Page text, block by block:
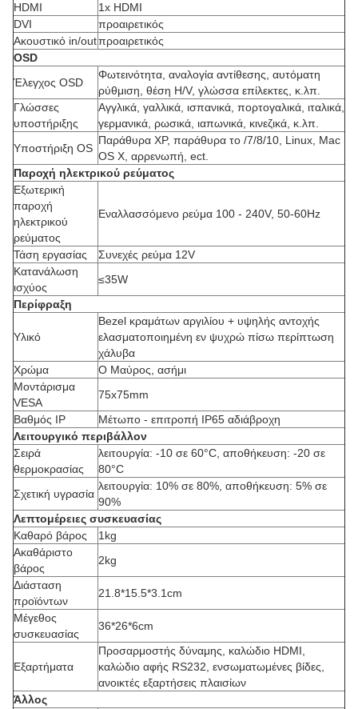
HDMI
1x HDMI
DVI
προαιρετικός
Ακουστικό in/outπροαιρετικός
OSD
Έλεγχος OSD
Φωτεινότητα, αναλογία αντίθεσης, αυτόματη
ρύθμιση, θέση H/V, γλώσσα επίλεκτες, κ.λπ.
Γλώσσες
υποστήριξης
Αγγλικά, γαλλικά, ισπανικά, πορτογαλικά, ιταλικά,
γερμανικά, ρωσικά, ιαπωνικά, κινεζικά, κ.λπ.
Υποστήριξη OS
Παράθυρα XP, παράθυρα το /7/8/10, Linux, Mac
OS Χ, αρρενωπή, ect.
Παροχή ηλεκτρικού ρεύματος
Εξωτερική
παροχή
ηλεκτρικού
ρεύματος
Εναλλασσόμενο ρεύμα 100 - 240V, 50-60Hz
Τάση εργασίας
Συνεχές ρεύμα 12V
Κατανάλωση
ισχύος
≤35W
Περίφραξη
Υλικό
Bezel κραμάτων αργιλίου + υψηλής αντοχής
ελασματοποιημένη εν ψυχρώ πίσω περίπτωση
χάλυβα
Χρώμα
Ο Μαύρος, ασήμι
Μοντάρισμα
VESA
75x75mm
Βαθμός IP
Μέτωπο - επιτροπή IP65 αδιάβροχη
Λειτουργικό περιβάλλον
Σειρά
θερμοκρασίας
λειτουργία: -10 σε 60°C, αποθήκευση: -20 σε
80°C
Σχετική υγρασία
λειτουργία: 10% σε 80%, αποθήκευση: 5% σε
90%
Λεπτομέρειες συσκευασίας
Καθαρό βάρος
1kg
Ακαθάριστο
βάρος
2kg
Διάσταση
προϊόντων
21.8*15.5*3.1cm
Μέγεθος
συσκευασίας
36*26*6cm
Εξαρτήματα
Προσαρμοστής δύναμης, καλώδιο HDMI,
καλώδιο αφής RS232, ενσωματωμένες βίδες,
ανοικτές εξαρτήσεις πλαισίων
Άλλος